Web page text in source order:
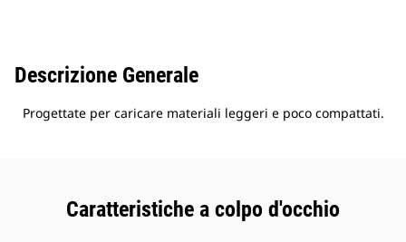
Descrizione Generale
Progettate per caricare materiali leggeri e poco compattati.
Caratteristiche a colpo d'occhio